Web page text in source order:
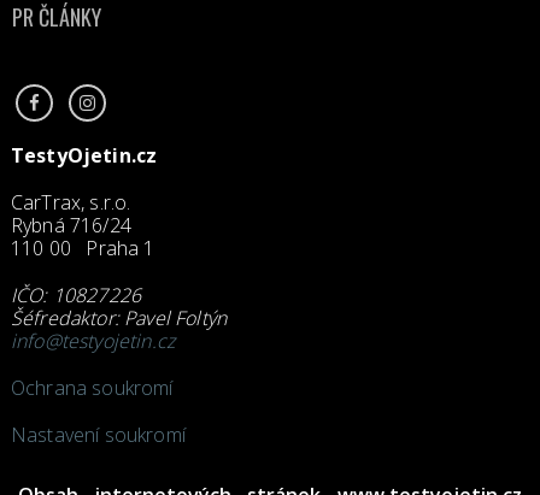
PR ČLÁNKY
TestyOjetin.cz
CarTrax, s.r.o.
Rybná 716/24
110 00 Praha 1
IČO: 10827226
Šéfredaktor: Pavel Foltýn
info@testyojetin.cz
Ochrana soukromí
Nastavení soukromí